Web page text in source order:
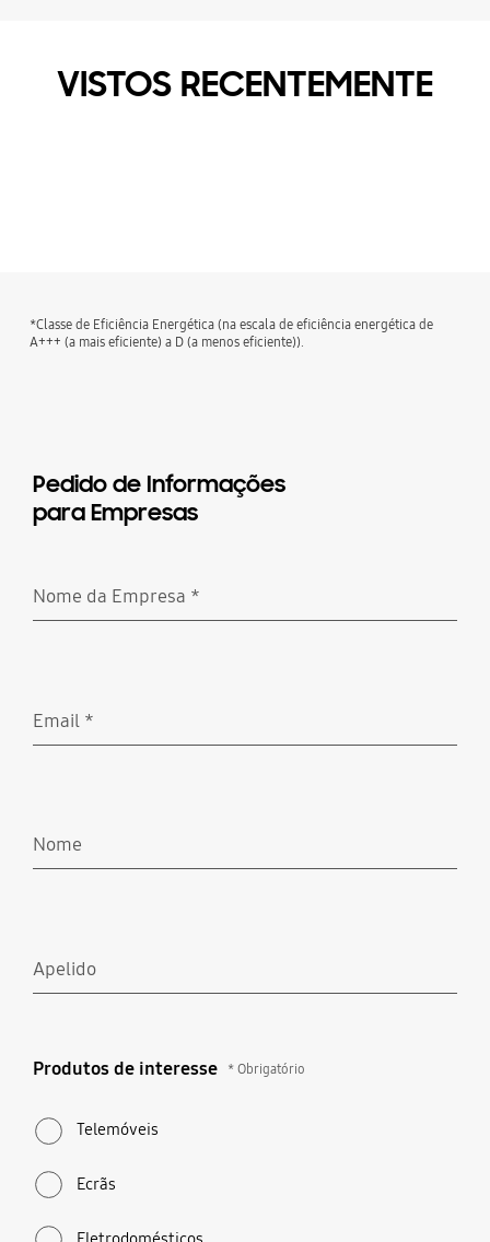
VISTOS RECENTEMENTE
*Classe de Eficiência Energética (na escala de eficiência energética de
A+++ (a mais eficiente) a D (a menos eficiente)).
Pedido de Informações
para Empresas
Nome da Empresa *
Email *
Nome
Apelido
Produtos de interesse * Obrigatório
Telemóveis
Ecrãs